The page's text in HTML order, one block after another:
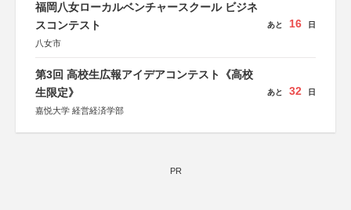
福岡八女ローカルベンチャースクール ビジネ
スコンテスト
八女市
あと 16 日
第3回 高校生広報アイデアコンテスト《高校
生限定》
嘉悦大学 経営経済学部
あと 32 日
PR